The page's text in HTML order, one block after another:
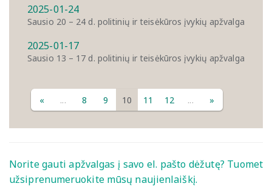
2025-01-24
Sausio 20 – 24 d. politinių ir teisėkūros įvykių apžvalga
2025-01-17
Sausio 13 – 17 d. politinių ir teisėkūros įvykių apžvalga
« ... 8 9 10 11 12 ... »
Norite gauti apžvalgas į savo el. pašto dėžutę? Tuomet
užsiprenumeruokite mūsų naujienlaiškį.